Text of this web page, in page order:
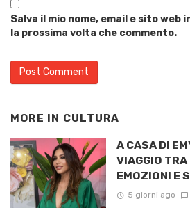
Salva il mio nome, email e sito web
la prossima volta che commento.
MORE IN CULTURA
A CASA DI
VIAGGIO TRA
EMOZIONI E
5 giorni ago